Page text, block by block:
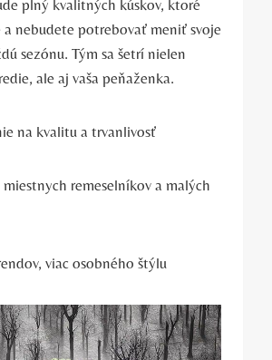
plný kvalitných kúskov, ktoré
a nebudete potrebovať meniť svoje
sezónu. Tým sa šetrí nielen
ale aj vaša peňaženka.
na kvalitu a trvanlivosť
remeselníkov a malých
viac osobného štýlu